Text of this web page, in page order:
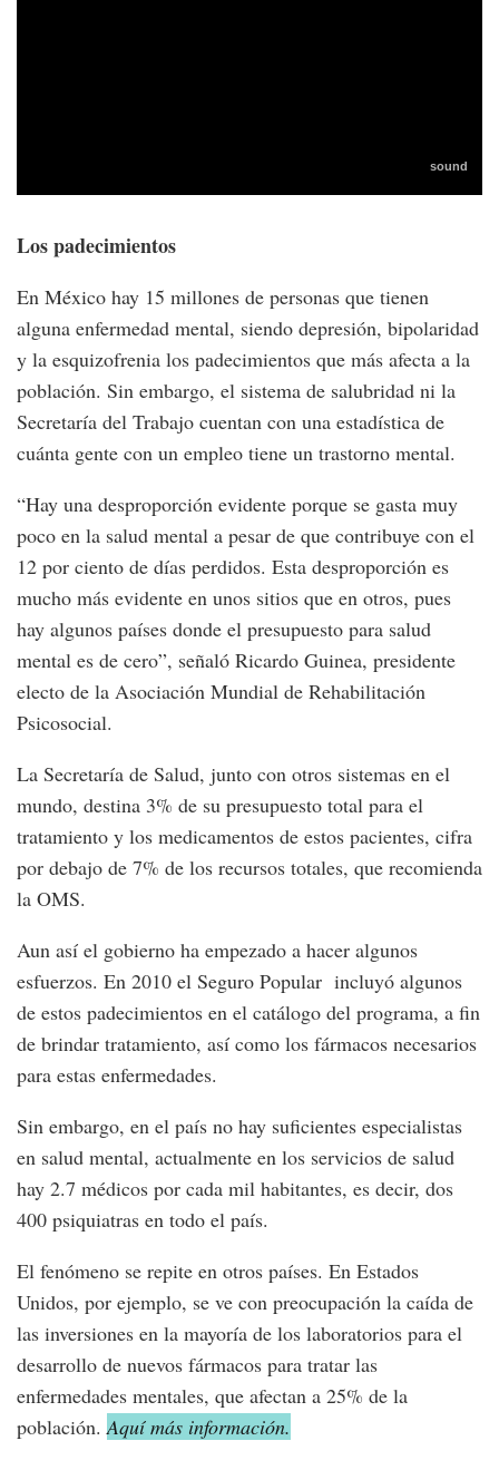
Los padecimientos
En México hay 15 millones de personas que tienen
alguna enfermedad mental, siendo depresión, bipolaridad
y la esquizofrenia los padecimientos que más afecta a la
población. Sin embargo, el sistema de salubridad ni la
Secretaría del Trabajo cuentan con una estadística de
cuánta gente con un empleo tiene un trastorno mental.
“Hay una desproporción evidente porque se gasta muy
poco en la salud mental a pesar de que contribuye con el
12 por ciento de días perdidos. Esta desproporción es
mucho más evidente en unos sitios que en otros, pues
hay algunos países donde el presupuesto para salud
mental es de cero”, señaló Ricardo Guinea, presidente
electo de la Asociación Mundial de Rehabilitación
Psicosocial.
La Secretaría de Salud, junto con otros sistemas en el
mundo, destina 3% de su presupuesto total para el
tratamiento y los medicamentos de estos pacientes, cifra
por debajo de 7% de los recursos totales, que recomienda
la OMS.
Aun así el gobierno ha empezado a hacer algunos
esfuerzos. En 2010 el Seguro Popular incluyó algunos
de estos padecimientos en el catálogo del programa, a fin
de brindar tratamiento, así como los fármacos necesarios
para estas enfermedades.
Sin embargo, en el país no hay suficientes especialistas
en salud mental, actualmente en los servicios de salud
hay 2.7 médicos por cada mil habitantes, es decir, dos
400 psiquiatras en todo el país.
El fenómeno se repite en otros países. En Estados
Unidos, por ejemplo, se ve con preocupación la caída de
las inversiones en la mayoría de los laboratorios para el
desarrollo de nuevos fármacos para tratar las
enfermedades mentales, que afectan a 25% de la
población.Aquí más información.